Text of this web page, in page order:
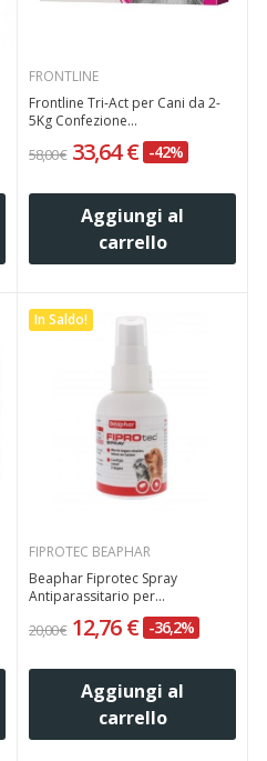
FRONTLINE
Frontline Tri-Act per Cani da 2-
5Kg Confezione...
58,00 € 33,64 € -42%
Aggiungi al
carrello
In Saldo!
FIPROTEC BEAPHAR
Beaphar Fiprotec Spray
Antiparassitario per...
20,00 € 12,76 € -36,2%
Aggiungi al
carrello